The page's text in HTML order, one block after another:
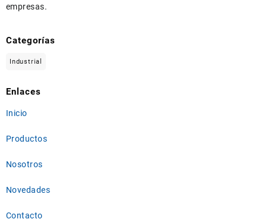
empresas.
Categorías
Industrial
Enlaces
Inicio
Productos
Nosotros
Novedades
Contacto